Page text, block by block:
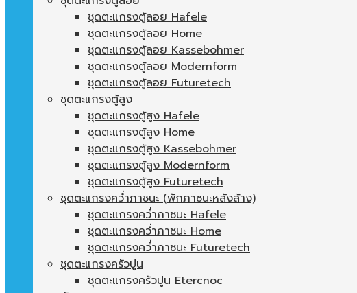
ชุดตะแกรงตู้ลอย Hafele
ชุดตะแกรงตู้ลอย Home
ชุดตะแกรงตู้ลอย Kassebohmer
ชุดตะแกรงตู้ลอย Modernform
ชุดตะแกรงตู้ลอย Futuretech
ชุดตะแกรงตู้สูง
ชุดตะแกรงตู้สูง Hafele
ชุดตะแกรงตู้สูง Home
ชุดตะแกรงตู้สูง Kassebohmer
ชุดตะแกรงตู้สูง Modernform
ชุดตะแกรงตู้สูง Futuretech
ชุดตะแกรงคว่ำภาชนะ (พักภาชนะหลังล้าง)
ชุดตะแกรงคว่ำภาชนะ Hafele
ชุดตะแกรงคว่ำภาชนะ Home
ชุดตะแกรงคว่ำภาชนะ Futuretech
ชุดตะแกรงครัวปูน
ชุดตะแกรงครัวปูน Etercnoc